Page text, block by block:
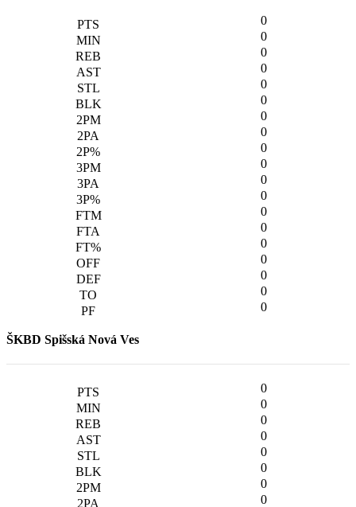
0
0
0
0
0
0
0
0
0
0
0
0
0
0
0
0
0
0
0
ŠKBD Spišská Nová Ves
0
0
0
0
0
0
0
0